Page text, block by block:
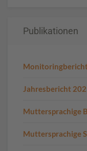
Publikationen
Jahresbericht
Muttersprachige
Muttersprachige